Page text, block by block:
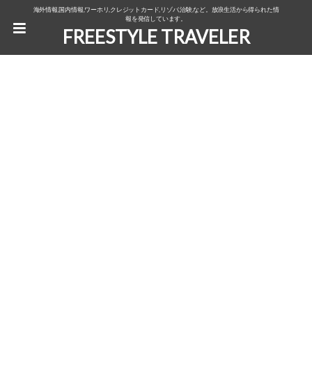
海外情報,国内情報,ワーホリ,クレジットカード,リゾバ,治験,など。放浪生活から得られた情
報を発信しています。
FREESTYLE TRAVELER